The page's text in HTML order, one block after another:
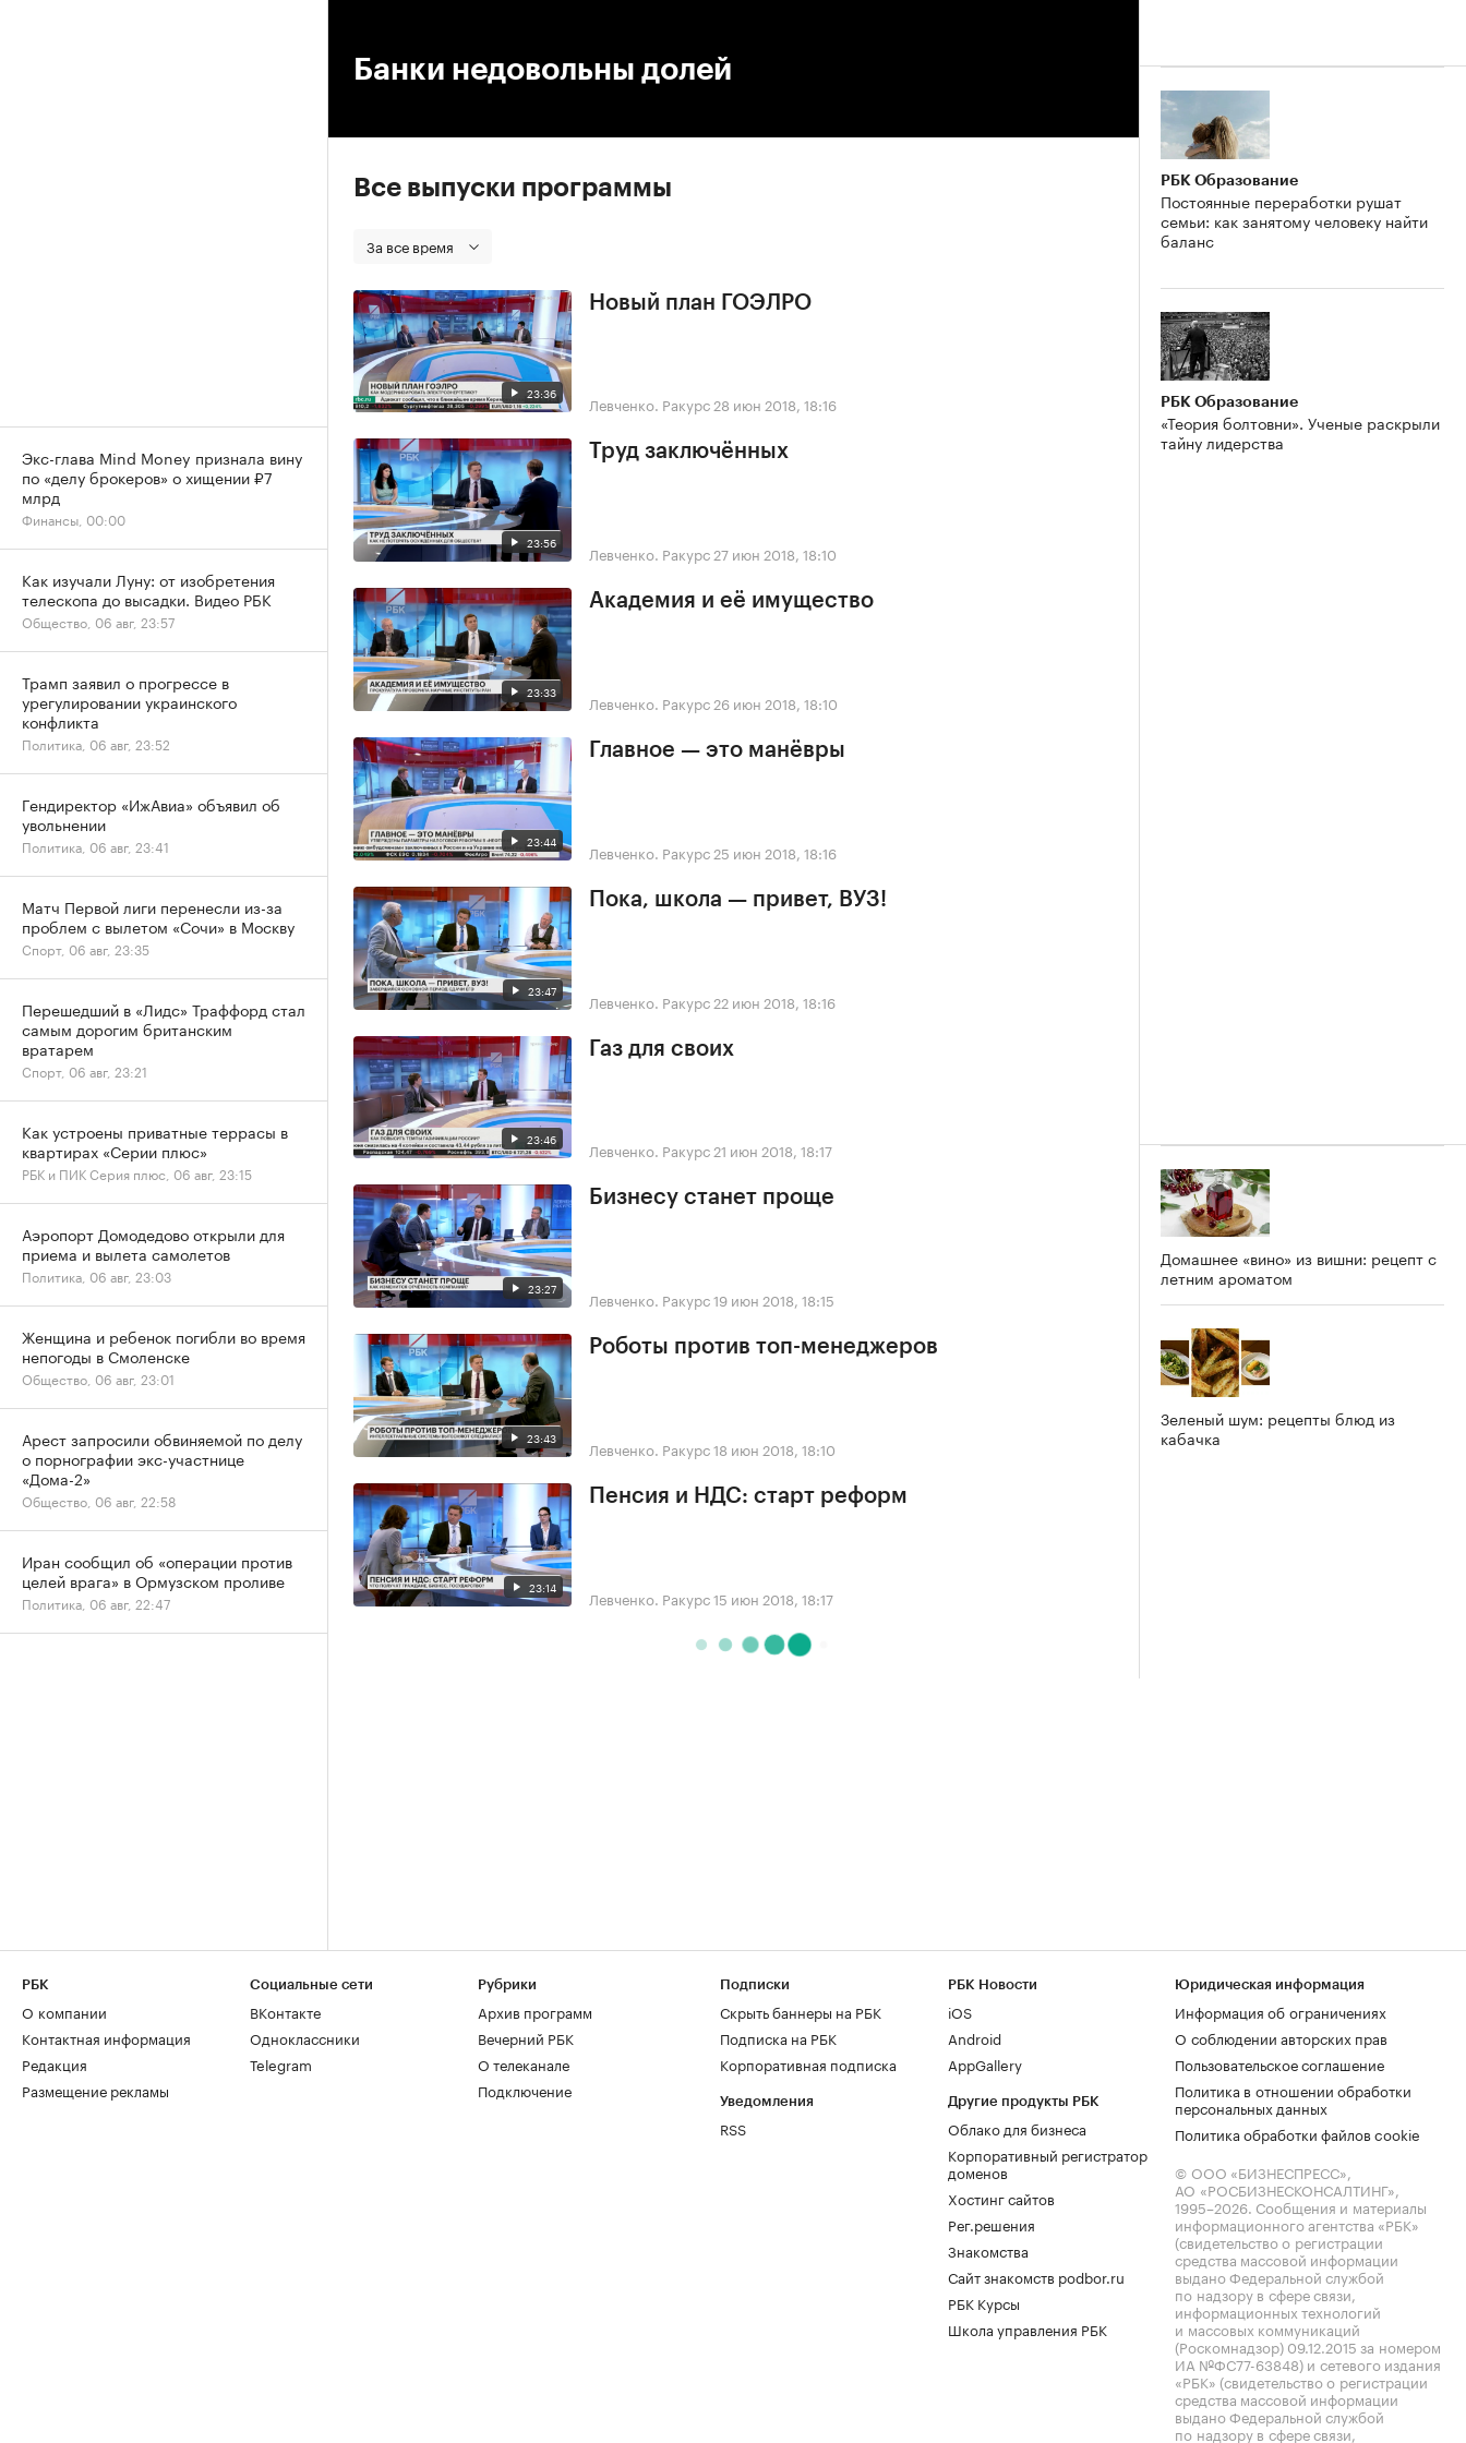
Банки недовольны долей
Все выпуски программы
За все время
23:36
Новый план ГОЭЛРО
Левченко. Ракурс 28 июн 2018, 18:16
23:56
Труд заключённых
Левченко. Ракурс 27 июн 2018, 18:10
23:33
Академия и её имущество
Левченко. Ракурс 26 июн 2018, 18:10
23:44
Главное — это манёвры
Левченко. Ракурс 25 июн 2018, 18:16
23:47
Пока, школа — привет, ВУЗ!
Левченко. Ракурс 22 июн 2018, 18:16
23:46
Газ для своих
Левченко. Ракурс 21 июн 2018, 18:17
23:27
Бизнесу станет проще
Левченко. Ракурс19 июн 2018, 18:15
23:43
Роботы против топ-менеджеров
Левченко. Ракурс18 июн 2018, 18:10
23:14
Пенсия и НДС: старт реформ
Левченко. Ракурс15 июн 2018, 18:17
РБК Образование
Постоянные переработки рушат
семьи: как занятому человеку найти
баланс
РБК Образование
«Теория болтовни». Ученые раскрыли
тайну лидерства
Домашнее «вино» из вишни: рецепт с
летним ароматом
Зеленый шум: рецепты блюд из
кабачка
Экс-глава Mind Money признала вину
по «делу брокеров» о хищении ₽7
млрд
Финансы, 00:00
Как изучали Луну: от изобретения
телескопа до высадки. Видео РБК
Общество, 06 авг, 23:57
Трамп заявил о прогрессе в
урегулировании украинского
конфликта
Политика, 06 авг, 23:52
Гендиректор «ИжАвиа» объявил об
увольнении
Политика, 06 авг, 23:41
Матч Первой лиги перенесли из-за
проблем с вылетом «Сочи» в Москву
Спорт, 06 авг, 23:35
Перешедший в «Лидс» Траффорд стал
самым дорогим британским
вратарем
Спорт, 06 авг, 23:21
Как устроены приватные террасы в
квартирах «Серии плюс»
РБК и ПИК Серия плюс, 06 авг, 23:15
Аэропорт Домодедово открыли для
приема и вылета самолетов
Политика, 06 авг, 23:03
Женщина и ребенок погибли во время
непогоды в Смоленске
Общество, 06 авг, 23:01
Арест запросили обвиняемой по делу
о порнографии экс-участнице
«Дома-2»
Общество, 06 авг, 22:58
Иран сообщил об «операции против
целей врага» в Ормузском проливе
Политика, 06 авг, 22:47
РБК
О компании
Контактная информация
Редакция
Размещение рекламы
Социальные сети
ВКонтакте
Одноклассники
Telegram
Рубрики
Архив программ
Вечерний РБК
О телеканале
Подключение
Подписки
Скрыть баннеры на РБК
Подписка на РБК
Корпоративная подписка
Уведомления
RSS
РБК Новости
iOS
Android
AppGallery
Другие продукты РБК
Облако для бизнеса
Корпоративный регистратор
доменов
Хостинг сайтов
Рег.решения
Знакомства
Сайт знакомств podbor.ru
РБК Курсы
Школа управления РБК
Юридическая информация
Информация об ограничениях
О соблюдении авторских прав
Пользовательское соглашение
Политика в отношении обработки
персональных данных
Политика обработки файлов cookie
© ООО «БИЗНЕСПРЕСС»,
АО «РОСБИЗНЕСКОНСАЛТИНГ»,
1995–2026. Сообщения и материалы
информационного агентства «РБК»
(свидетельство о регистрации
средства массовой информации
выдано Федеральной службой
по надзору в сфере связи,
информационных технологий
и массовых коммуникаций
(Роскомнадзор) 09.12.2015 за номером
ИА №ФС77-63848) и сетевого издания
«РБК» (свидетельство о регистрации
средства массовой информации
выдано Федеральной службой
по надзору в сфере связи,